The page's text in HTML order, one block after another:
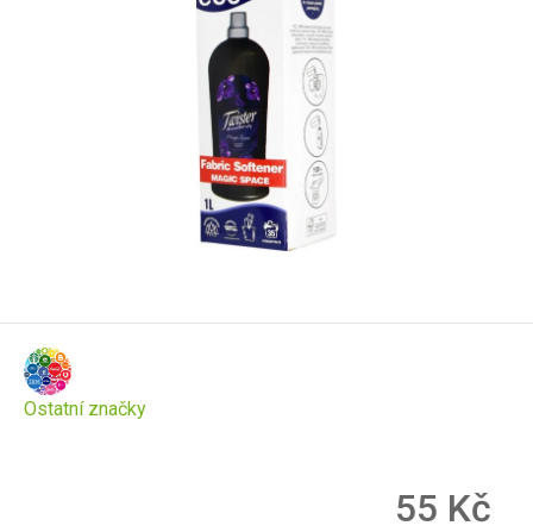
Ostatní značky
55 Kč